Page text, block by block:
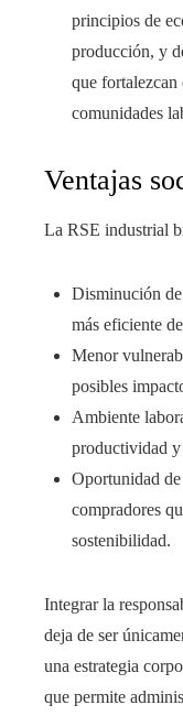
principios de
producción, y
que fortalezcan
comunidades
Ventajas
La RSE industrial
Disminución de
más eficiente
Menor
posibles
Ambiente
productividad
Oportunidad de
compradores
sostenibilidad.
Integrar la
deja de ser
una estrategia
que permite